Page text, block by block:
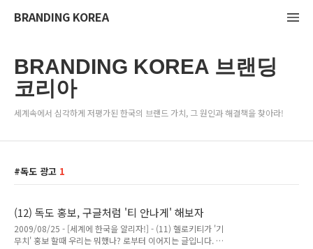
BRANDING KOREA
BRANDING KOREA 브랜딩
코리아
세계속에서 심각하게 저평가된 한국의 브랜드 가치, 그 원인과 해결책을 찾아라!
독도 광고 1
(12) 독도 홍보, 구글처럼 '티 안나게' 해보자
2009/08/25 - [세계에 한국을 알리자!] - (11) 헬로키티가 '기
무치' 홍보 할때 우리는 뭐했나? 로부터 이어지는 글입니다. 구